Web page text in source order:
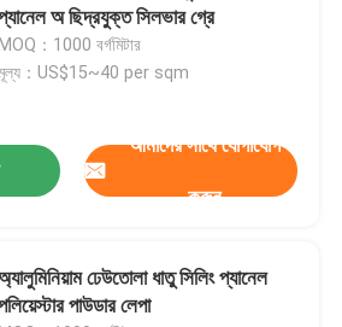
অ ছিদ্রযুক্ত সিলভার গ্রে
MOQ：1000 বর্গমিটার
：US$15~40 per sqm
আমাদের সাথে যোগাযোগ
করুন
ঢেউতোলা ধাতু সিলিং প্যানেল
পাউডার লেপা